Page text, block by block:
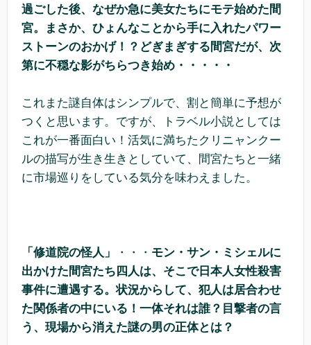
過ごした後、なぜか急に美女たちにモテ始めた間
宮。まさか、ひょんなことから手に入れたパワー
ストーンのおかげ！？どぎまぎする間宮だが、次
第に不穏な影がちらつき始め・・・・・
これまた謎自体はシンプルで、割と簡単に予想が
つくと思います。ですが、トラベル小説としては
これが一番面白い！活気に満ちたクリニャンクー
ルの描写が生き生きとしていて、間宮たちと一緒
に市場巡りをしている気分を味わえました。
「修道院の怪人」 ・・・ モン・サン・ミシェルに
出かけた間宮たち四人は、そこで日本人女性殺害
事件に遭遇する。状況からして、犯人は居合わせ
た関係者の中にいる！一体それは誰？目撃者の言
う、現場から消えた謎の男の正体とは？